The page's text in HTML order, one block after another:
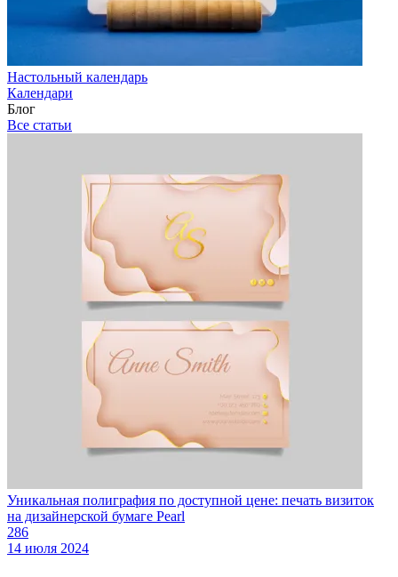
Настольный календарь
Календари
Блог
Все статьи
Уникальная полиграфия по доступной цене: печать визиток
на дизайнерской бумаге Pearl
286
14 июля 2024